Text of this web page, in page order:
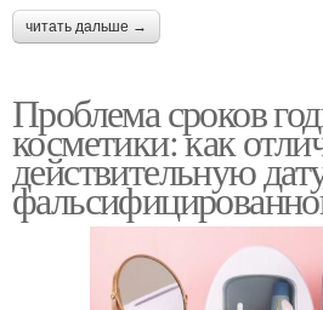
читать дальше →
Проблема сроков
косметики: как
действительную